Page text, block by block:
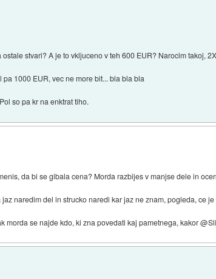
stvari? A je to vkljuceno v teh 600 EUR? Narocim takoj,
1000 EUR, vec ne more bit... bla bla bla
so pa kr na enktrat tiho.
da bi se gibala cena? Morda razbijes v manjse dele in
naredim del in strucko naredi kar jaz ne znam, pogleda, ce
morda se najde kdo, ki zna povedati kaj pametnega, kakor